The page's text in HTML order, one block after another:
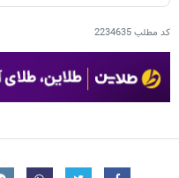
کد مطلب2234635